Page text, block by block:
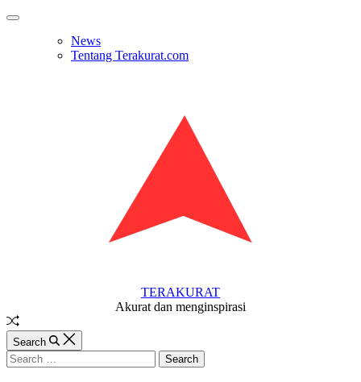
Skip
Off
News
Tentang Terakurat.com
TERAKURAT
Akurat dan menginspirasi
Random
Article
Search
Search
for: